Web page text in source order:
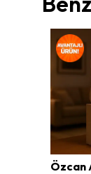
Özcan